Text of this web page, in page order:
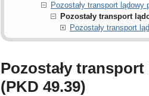
Pozostały transport
Pozostały transport
Pozostały transport
Pozostały
(PKD 49.39)